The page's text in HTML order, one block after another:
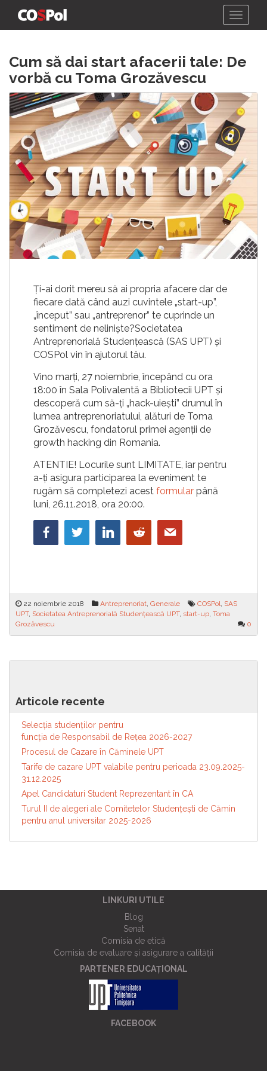
Cum să dai start afacerii tale: De
vorbă cu Toma Grozăvescu
Ți-ai dorit mereu să ai propria afacere dar de
fiecare dată când auzi cuvintele „start-up”,
„început” sau „antreprenor” te cuprinde un
sentiment de neliniște?Societatea
Antreprenorială Studențească (SAS UPT) și
COSPol vin în ajutorul tău.
Vino marți, 27 noiembrie, începând cu ora
18:00 în Sala Polivalentă a Bibliotecii UPT și
descoperă cum să-ți „hack-uiești” drumul în
lumea antreprenoriatului, alături de Toma
Grozăvescu, fondatorul primei agenții de
growth hacking din Romania.
ATENTIE! Locurile sunt LIMITATE, iar pentru
a-ți asigura participarea la eveniment te
rugăm să completezi acest formular până
luni, 26.11.2018, ora 20:00.
22 noiembrie 2018 Antreprenoriat Generale COSPol SAS
UPT, Societatea Antreprenorială Studențească UPT, start-up Toma
Grozăvescu
0
Navigare
articole
Articole recente
Selecția studenților pentru
funcția de Responsabil de Reţea 2026-2027
Procesul de Cazare în Căminele UPT
Tarife de cazare UPT valabile pentru perioada 23.09.2025-
31.12.2025
Apel Candidaturi Student Reprezentant în CA
Turul II de alegeri ale Comitetelor Studențești de Cămin
pentru anul universitar 2025-2026
LINKURI UTILE
Blog
Senat
Comisia de etică
Comisia de evaluare și asigurare a calității
PARTENER EDUCAȚIONAL
FACEBOOK